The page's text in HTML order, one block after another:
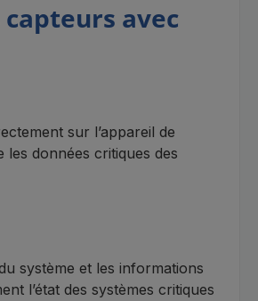
capteurs avec
sur l’appareil de
données critiques des
système et les informations
l’état des systèmes critiques